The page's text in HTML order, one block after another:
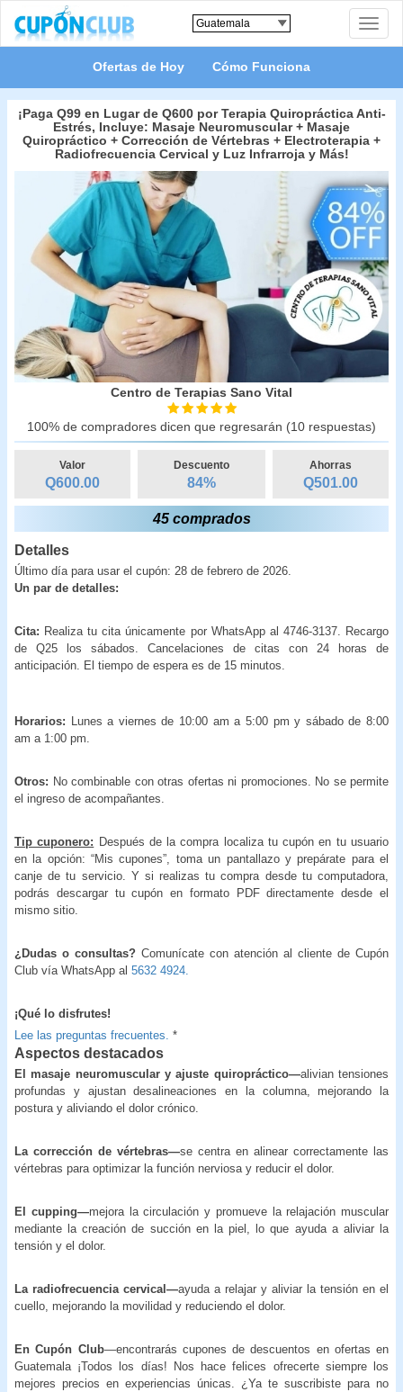
Toggle
Ofertas de Hoy Cómo Funciona
¡Paga Q99 en Lugar de Q600 por Terapia Quiropráctica Anti-
Estrés, Incluye: Masaje Neuromuscular + Masaje
Quiropráctico + Corrección de Vértebras + Electroterapia +
Radiofrecuencia Cervical y Luz Infrarroja y Más!
Centro de Terapias Sano Vital
100% de compradores dicen que regresarán (10 respuestas)
Valor
Q600.00
Descuento
84%
Ahorras
Q501.00
45 comprados
Detalles
Último día para usar el cupón: 28 de febrero de 2026.
Un par de detalles:
Cita: Realiza tu cita únicamente por WhatsApp al 4746-3137. Recargo
de Q25 los sábados. Cancelaciones de citas con 24 horas de
anticipación. El tiempo de espera es de 15 minutos.
Horarios: Lunes a viernes de 10:00 am a 5:00 pm y sábado de 8:00
am a 1:00 pm.
Otros: No combinable con otras ofertas ni promociones. No se permite
el ingreso de acompañantes.
Tip cuponero: Después de la compra localiza tu cupón en tu usuario
en la opción: “Mis cupones”, toma un pantallazo y prepárate para el
canje de tu servicio. Y si realizas tu compra desde tu computadora,
podrás descargar tu cupón en formato PDF directamente desde el
mismo sitio.
¿Dudas o consultas? Comunícate con atención al cliente de Cupón
Club vía WhatsApp al 5632 4924.
¡Qué lo disfrutes!
Lee las preguntas frecuentes. *
Aspectos destacados
El masaje neuromuscular y ajuste quiropráctico—alivian tensiones
profundas y ajustan desalineaciones en la columna, mejorando la
postura y aliviando el dolor crónico.
La corrección de vértebras—se centra en alinear correctamente las
vértebras para optimizar la función nerviosa y reducir el dolor.
El cupping—mejora la circulación y promueve la relajación muscular
mediante la creación de succión en la piel, lo que ayuda a aliviar la
tensión y el dolor.
La radiofrecuencia cervical—ayuda a relajar y aliviar la tensión en el
cuello, mejorando la movilidad y reduciendo el dolor.
En Cupón Club—encontrarás cupones de descuentos en ofertas en
Guatemala ¡Todos los días! Nos hace felices ofrecerte siempre los
mejores precios en experiencias únicas. ¿Ya te suscribiste para no